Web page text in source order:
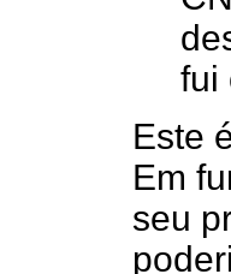
fui
Este
Em
seu